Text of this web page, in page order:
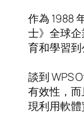
作為 1988
士》全球
育和學習到
談到 WPS
有效性，
現利用軟